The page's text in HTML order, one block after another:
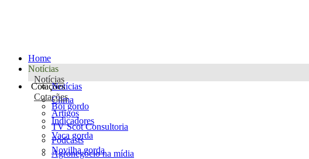
Home
Notícias
Notícias
Notícias
Clima
Artigos
TV Scot Consultoria
Podcasts
Agronegócio na mídia
Cotações
Cotações
Boi gordo
Indicadores
Vaca gorda
Novilha gorda